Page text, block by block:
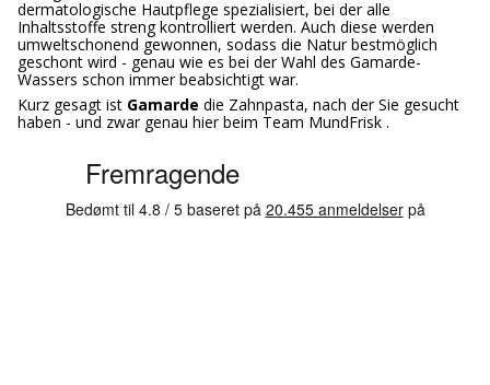
dermatologische Hautpflege spezialisiert, bei der alle
Inhaltsstoffe streng kontrolliert werden. Auch diese werden
umweltschonend gewonnen, sodass die Natur bestmöglich
geschont wird - genau wie es bei der Wahl des Gamarde-
Wassers schon immer beabsichtigt war.
Kurz gesagt ist Gamarde die Zahnpasta, nach der Sie gesucht
haben - und zwar genau hier beim Team MundFrisk .